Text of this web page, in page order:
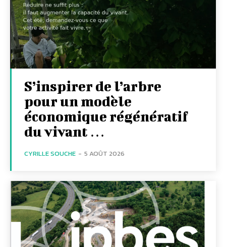
S’inspirer de l’arbre
pour un modèle
économique régénératif
du vivant …
CYRILLE SOUCHE - 5 AOÛT 2026